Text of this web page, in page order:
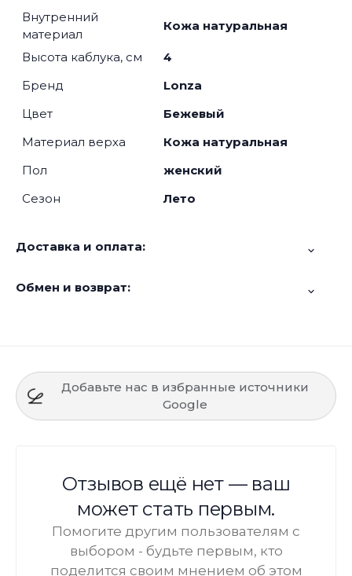
Внутренний
материал
Кожа натуральная
Высота каблука, см
4
Бренд
Lonza
Цвет
Бежевый
Материал верха
Кожа натуральная
Пол
женский
Сезон
Лето
Доставка и оплата:
Обмен и возврат:
Добавьте нас в избранные источники
Google
Отзывов ещё нет — ваш
может стать первым.
Помогите другим пользователям с
выбором - будьте первым, кто
поделится своим мнением об этом